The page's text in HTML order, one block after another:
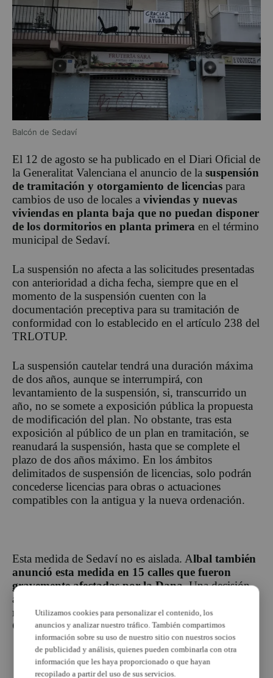
Balcón de Sedaví
El 12 de agosto se ha publicado en el Diari Oficial de
la Generalitat Valenciana el anuncio de la suspensión
de tramitación y otorgamiento de licencias para
cambios de uso de locales a viviendas y nuevas
viviendas en planta baja que no puedan disponer
de los dormitorios en planta primera en el término
municipal de Sedaví.
La suspensión no afecta a las solicitudes presentadas
con anterioridad a dicha fecha, siempre que en el
momento de la suspensión cuenten con la
documentación preceptiva para su tramitación de
conformidad con lo establecido en el artículo 238 del
TRLOTUP.
La suspensión cautelar tendrá una duración máxima
de dos años, aunque se interrumpirá, con
levantamiento de la suspensión, si, transcurrido un
año, no se somete a exposición pública la propuesta
de modificación del plan. No obstante, tras esta
exposición al público de un plan en tramitación, se
reanudará la suspensión, hasta que se complete el
plazo de dos años máximo. En los ámbitos
delimitados de suspensión de licencias, solo podrán
concederse licencias para obras o actuaciones
compatibles con la antigua y la nueva ordenación.
Esta medida de Sedaví no es aislada. Albal también
anunció esta medida en 15 calles que fueron
gravemente afectadas por la Dana.Una decisión
aprobada por unanimidad.
realizado un modificación puntual de su Plan
General en la misma línea.
Utilizamos cookies para personalizar el contenido, los
anuncios y analizar nuestro tráfico. También compartimos
información sobre su uso de nuestro sitio con nuestros socios
de publicidad y análisis, quienes pueden combinarla con otra
información que les haya proporcionado o que hayan
recopilado a partir del uso de sus servicios.